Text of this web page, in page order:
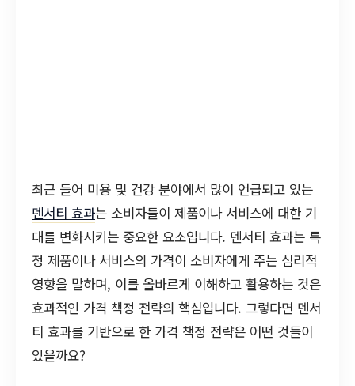
최근 들어 미용 및 건강 분야에서 많이 언급되고 있는
덴서티 효과는 소비자들이 제품이나 서비스에 대한 기
대를 변화시키는 중요한 요소입니다. 덴서티 효과는 특
정 제품이나 서비스의 가격이 소비자에게 주는 심리적
영향을 말하며, 이를 올바르게 이해하고 활용하는 것은
효과적인 가격 책정 전략의 핵심입니다. 그렇다면 덴서
티 효과를 기반으로 한 가격 책정 전략은 어떤 것들이
있을까요?